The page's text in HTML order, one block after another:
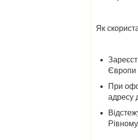
Як
Європи
При
адресу